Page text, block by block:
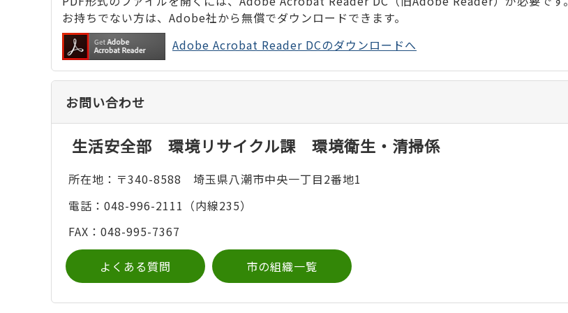
お持ちでない方は、Adobe社から無償でダウンロードできます。
Adobe Acrobat Reader DCのダウンロードへ
お問い合わせ
生活安全部 環境リサイクル課 環境衛生・清掃係
所在地：〒340-8588 埼玉県八潮市中央一丁目2番地1
電話：048-996-2111（内線235）
FAX：048-995-7367
よくある質問 市の組織一覧